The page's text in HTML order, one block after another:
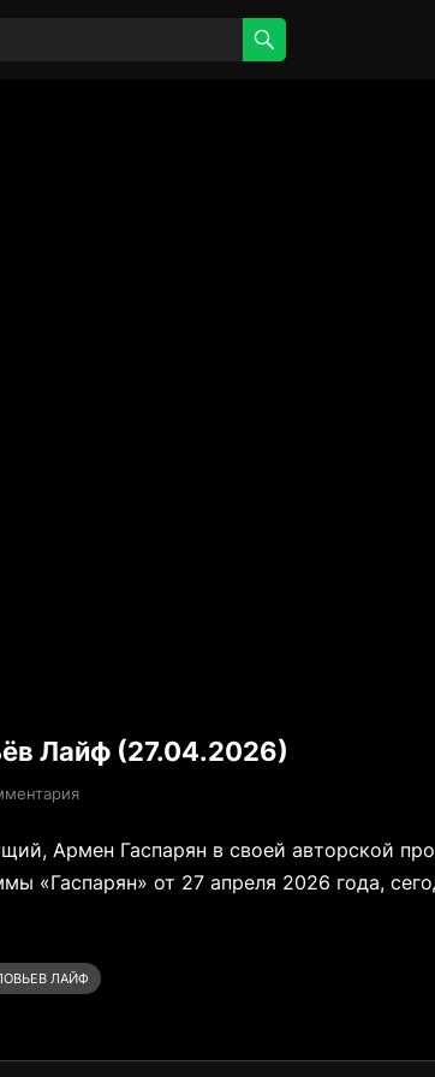
Лайф (27.04.2026)
Армен Гаспарян в своей авторской
«Гаспарян» от 27 апреля 2026 года,
ЛАЙФ